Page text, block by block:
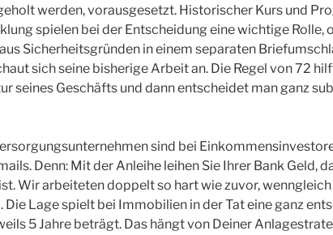
werden, vorausgesetzt. Historischer Kurs und
spielen bei der Entscheidung eine wichtige Rolle,
Sicherheitsgründen in einem separaten
sich seine bisherige Arbeit an. Die Regel von 72
seines Geschäfts und dann entscheidet man ganz
sind bei
Denn: Mit der Anleihe leihen Sie Ihrer Bank Geld,
Wir arbeiteten doppelt so hart wie zuvor,
Die Lage spielt bei Immobilien in der Tat eine ganz
5 Jahre beträgt. Das hängt von Deiner